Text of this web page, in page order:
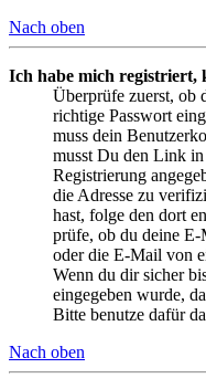
Nach oben
Ich habe mich registriert,
Überprüfe zuerst, ob
richtige Passwort
muss dein
musst Du den Link
Registrierung
die Adresse zu
hast, folge den dort
prüfe, ob du deine E-
oder die E-Mail von
Wenn du dir sicher
eingegeben wurde,
Bitte benutze dafür
Nach oben